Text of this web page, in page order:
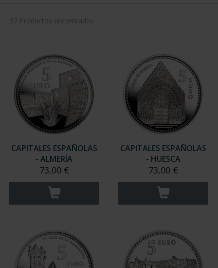
57 Productos encontrados
CAPITALES ESPAÑOLAS
- ALMERÍA
73,00 €
CAPITALES ESPAÑOLAS
- HUESCA
73,00 €